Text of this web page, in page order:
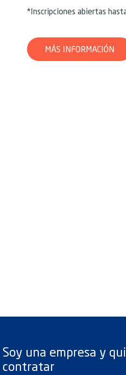
*Inscripciones abiertas
MÁS INFORMACIÓN
Soy una empresa y
contratar